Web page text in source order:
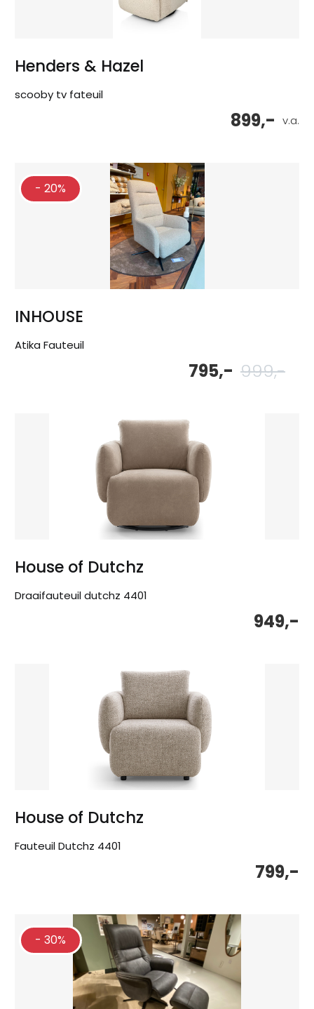
Henders & Hazel
scooby tv fateuil
v.a.
899,-
- 20%
INHOUSE
Atika Fauteuil
999,-
795,-
House of Dutchz
Draaifauteuil dutchz 4401
949,-
House of Dutchz
Fauteuil Dutchz 4401
799,-
- 30%